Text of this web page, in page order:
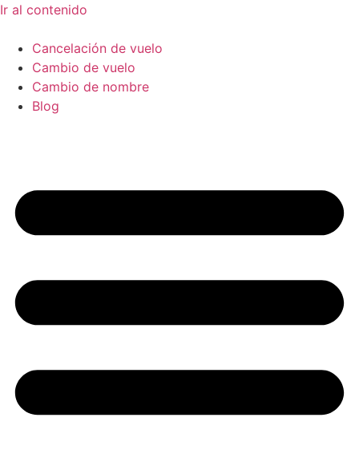
Ir al contenido
Cancelación de vuelo
Cambio de vuelo
Cambio de nombre
Blog